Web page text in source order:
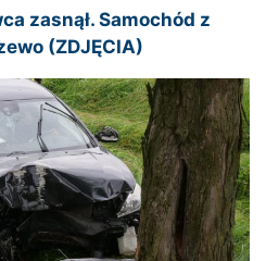
zasnął. Samochód z
(ZDJĘCIA)